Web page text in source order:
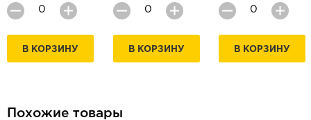
В КОРЗИНУ В КОРЗИНУ В КОРЗИНУ
Похожие товары